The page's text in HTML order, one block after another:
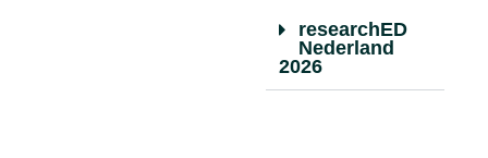
researchED
Nederland
2026